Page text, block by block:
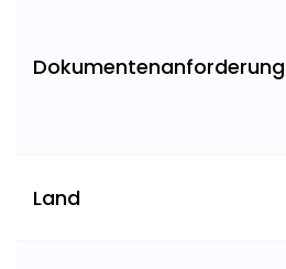
Dokumentenanforderung
Land